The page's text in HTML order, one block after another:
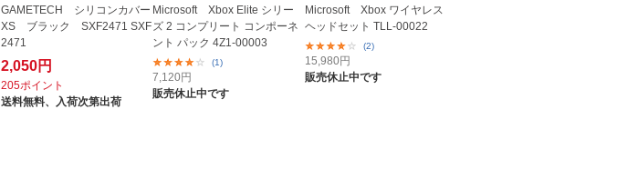
GAMETECH シリコンカバー
XS ブラック SXF2471 SXF
2471
2,050円
205ポイント
送料無料、 入荷次第出荷
Microsoft Xbox Elite シリー
ズ 2 コンプリート コンポーネ
ント パック 4Z1-00003
(1)
7,120円
販売休止中です
Microsoft Xbox ワイヤレス
ヘッドセット TLL-00022
(2)
15,980円
販売休止中です